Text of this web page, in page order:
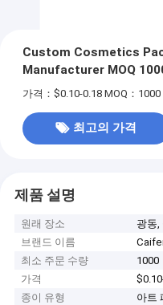
Custom Cosmetics
Manufacturer MOQ
가격：$0.10-0.18 MOQ：1000
최고의 가격
제품 설명
원래 장소
광동,
브랜드 이름
최소 주문 수량
1000
가격
종이 유형
아트